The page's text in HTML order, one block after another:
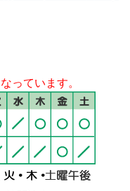
っています。